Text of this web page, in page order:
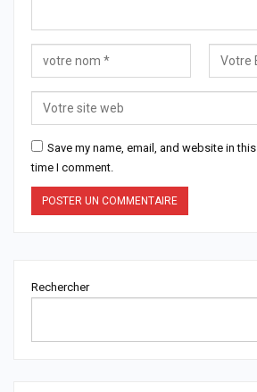
Save my name, email, and website in
time I comment.
Rechercher